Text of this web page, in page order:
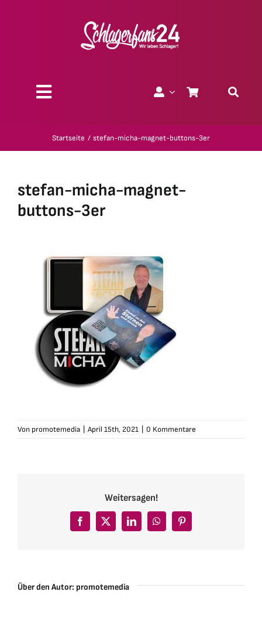
Toggle
Geschenk-Gutscheine
Startseite stefan-micha-magnet-buttons-3er
stefan-micha-magnet-
buttons-3er
Von promotemedia April 15th, 2021 0 Kommentare
Weitersagen!
Facebook
X LinkedInWhatsAppPinterest
Über den Autor: promotemedia